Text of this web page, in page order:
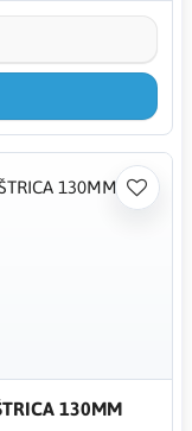
130MM